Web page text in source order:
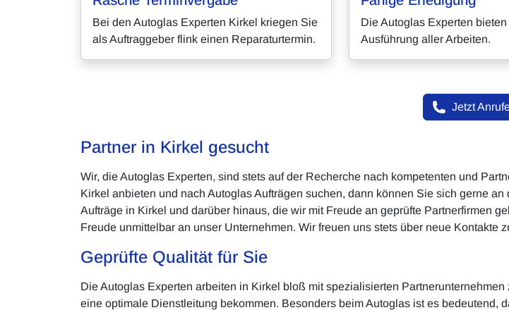
Bei den Autoglas Experten Kirkel kriegen Sie
als Auftraggeber flink einen Reparaturtermin.
Die Autoglas Experten
Ausführung aller Arbeiten.
Jetzt
Partner in Kirkel gesucht
Wir, die Autoglas Experten, sind stets auf der Recherche nach kompetenten und
Kirkel anbieten und nach Autoglas Aufträgen suchen, dann können Sie sich gerne
Aufträge in Kirkel und darüber hinaus, die wir mit Freude an geprüfte Partnerfirmen
Freude unmittelbar an unser Unternehmen. Wir freuen uns stets über neue Kontakte
Geprüfte Qualität für Sie
Die Autoglas Experten arbeiten in Kirkel bloß mit spezialisierten
eine optimale Dienstleitung bekommen. Besonders beim Autoglas ist es bedeutend,